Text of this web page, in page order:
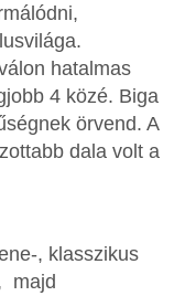
hatalmas
4 közé. Biga
örvend. A
dala volt a
, klasszikus
majd